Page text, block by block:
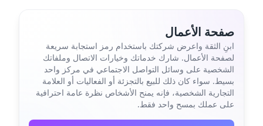
صفحة الأعمال
ابنِ الثقة واعرض شركتك باستخدام رمز استجابة سريعة
لصفحة الأعمال. شارك خدماتك وخيارات الاتصال وملفاتك
الشخصية على وسائل التواصل الاجتماعي في مركز واحد
بسيط. سواء كان ذلك للبيع بالتجزئة أو الفعاليات أو العلامة
التجارية الشخصية، فإنه يمنح الأشخاص نظرة عامة احترافية
على عملك بمسح واحد فقط.